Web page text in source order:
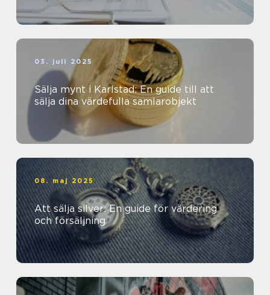
03. juli 2025
Sälja mynt i Karlstad: En guide till att
sälja dina värdefulla samlarobjekt
08. maj 2025
Att sälja silver: En guide för värdering
och försäljning